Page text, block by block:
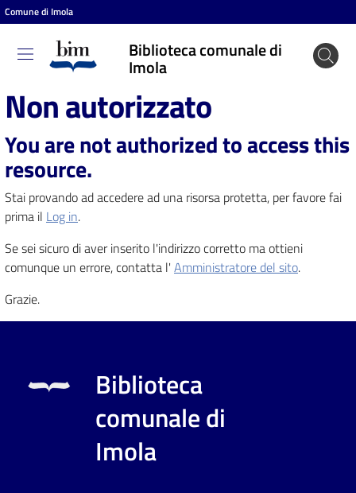
Vai al contenuto
Vai alla navigazione
Vai al footer
Comune di Imola
Biblioteca comunale di
Imola
Biblioteca
comunale
di Imola
Entra
Cosa
puoi
fare
contenuti
Non autorizzato
You are not authorized to access this
resource.
Stai provando ad accedere ad una risorsa protetta, per favore fai
prima il Log in.
Se sei sicuro di aver inserito l'indirizzo corretto ma ottieni
comunque un errore, contatta l' Amministratore del sito.
Grazie.
Biblioteca
comunale di
Imola